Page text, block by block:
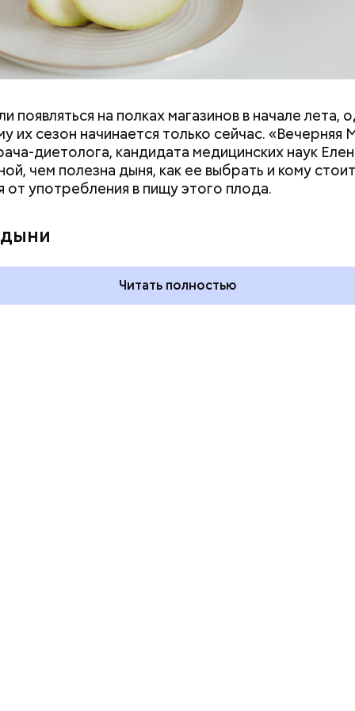
день
какие
в России
отмечают в России и мире 5
августа
появляться на полках магазинов в начале лета,
их сезон начинается только сейчас. «Вечерняя
диетолога, кандидата медицинских наук
чем полезна дыня, как ее выбрать и кому стоит
от употребления в пищу этого плода.
Читать полностью